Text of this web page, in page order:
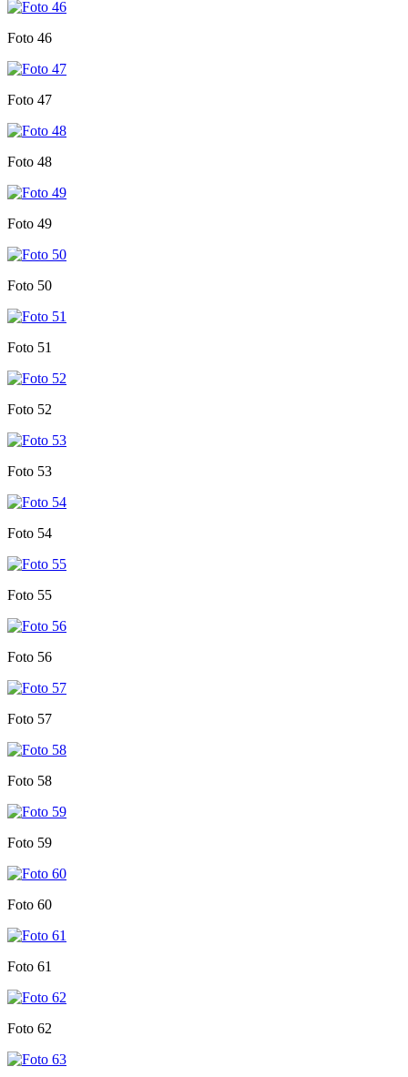
Foto 46
Foto 47
Foto 48
Foto 49
Foto 50
Foto 51
Foto 52
Foto 53
Foto 54
Foto 55
Foto 56
Foto 57
Foto 58
Foto 59
Foto 60
Foto 61
Foto 62